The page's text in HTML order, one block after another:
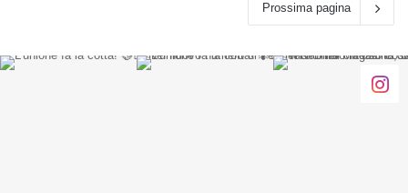
Prossima pagina